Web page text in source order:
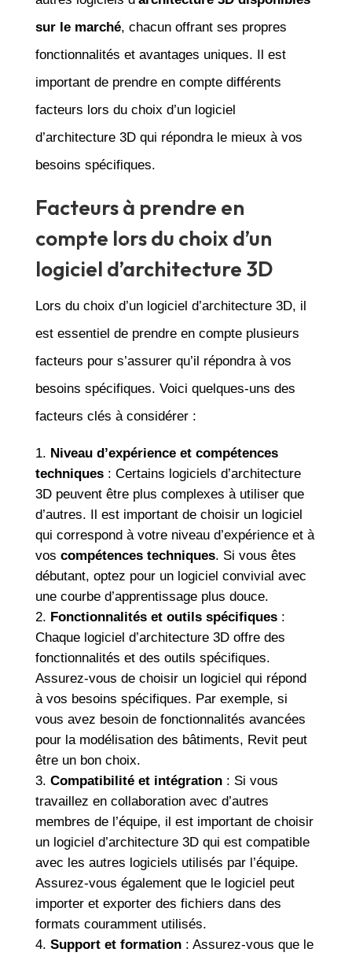
sur le marché, chacun offrant ses propres
fonctionnalités et avantages uniques. Il est
important de prendre en compte différents
facteurs lors du choix d’un logiciel
d’architecture 3D qui répondra le mieux à vos
besoins spécifiques.
Facteurs à prendre en
compte lors du choix d’un
logiciel d’architecture 3D
Lors du choix d’un logiciel d’architecture 3D, il
est essentiel de prendre en compte plusieurs
facteurs pour s’assurer qu’il répondra à vos
besoins spécifiques. Voici quelques-uns des
facteurs clés à considérer :
Niveau d’expérience et compétences
techniques: Certains logiciels d’architecture
3D peuvent être plus complexes à utiliser que
d’autres. Il est important de choisir un logiciel
qui correspond à votre niveau d’expérience et à
vos compétences techniques. Si vous êtes
débutant, optez pour un logiciel convivial avec
une courbe d’apprentissage plus douce.
Fonctionnalités et outils spécifiques:
Chaque logiciel d’architecture 3D offre des
fonctionnalités et des outils spécifiques.
Assurez-vous de choisir un logiciel qui répond
à vos besoins spécifiques. Par exemple, si
vous avez besoin de fonctionnalités avancées
pour la modélisation des bâtiments, Revit peut
être un bon choix.
Compatibilité et intégration: Si vous
travaillez en collaboration avec d’autres
membres de l’équipe, il est important de choisir
un logiciel d’architecture 3D qui est compatible
avec les autres logiciels utilisés par l’équipe.
Assurez-vous également que le logiciel peut
importer et exporter des fichiers dans des
formats couramment utilisés.
Support et formation: Assurez-vous que le